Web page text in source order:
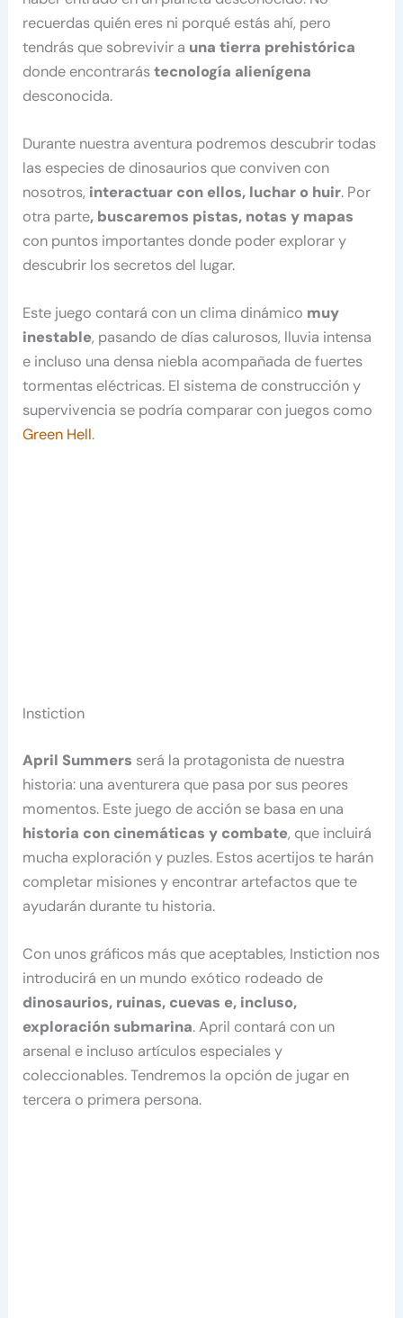
recuerdas quién eres ni porqué estás ahí, pero
tendrás que sobrevivir a una tierra prehistórica
donde encontrarástecnología alienígena
desconocida.
Durante nuestra aventura podremos descubrir todas
las especies de dinosaurios que conviven con
nosotros, interactuar con ellos, luchar o huir. Por
otra parte, buscaremos pistas, notas y mapas
con puntos importantes donde poder explorar y
descubrir los secretos del lugar.
Este juego contará con un clima dinámico muy
inestable, pasando de días calurosos, lluvia intensa
e incluso una densa niebla acompañada de fuertes
tormentas eléctricas. El sistema de construcción y
supervivencia se podría comparar con juegos como
Green Hell.
Instiction
April Summers será la protagonista de nuestra
historia: una aventurera que pasa por sus peores
momentos. Este juego de acción se basa en una
historia con cinemáticas y combate, que incluirá
mucha exploración y puzles. Estos acertijos te harán
completar misiones y encontrar artefactos que te
ayudarán durante tu historia.
Con unos gráficos más que aceptables, Instiction nos
introducirá en un mundo exótico rodeado de
dinosaurios, ruinas, cuevas e, incluso,
exploración submarina. April contará con un
arsenal e incluso artículos especiales y
coleccionables. Tendremos la opción de jugar en
tercera o primera persona.